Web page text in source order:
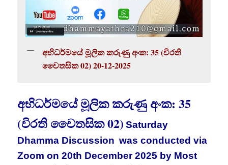
අභිධර්මයේ මූලික කරුණු අංක: 35 (විරති
චෛතසික 02) 20-12-2025
අභිධර්මයේ මූලික කරුණු අංක: 35
(විරති චෛතසික 02) Saturday
Dhamma Discussion was conducted via
Zoom on 20th December 2025 by Most